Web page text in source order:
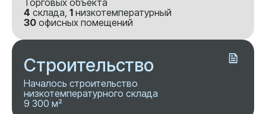
Торговых объекта
4 склада, 1 низкотемпературный
30 офисных помещений
Строительство
Началось строительство
низкотемпературного склада
9 300 м²